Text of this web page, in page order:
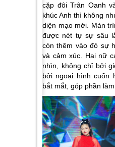
cặp đôi Trân Oanh
khúcAnh thì không
diện mạo mới. Màn
được nét tự sự sâu
còn thêm vào đó sự
và cảm xúc. Hai nữ
nhìn, không chỉ bởi
bởi ngoại hình cuốn
bắt mắt, góp phần